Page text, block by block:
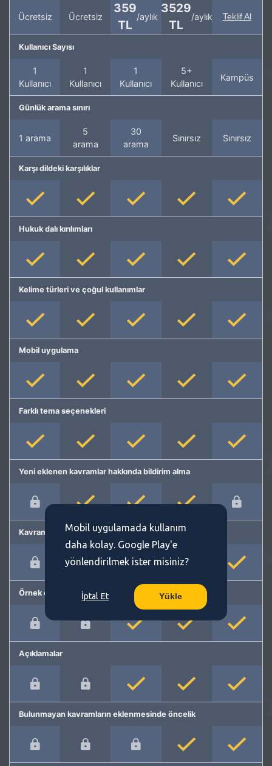
Ücretsiz Ücretsiz
359
TL
/aylık
3529
TL
/aylık Teklif Al
Kullanıcı Sayısı
1
Kullanıcı
1
Kullanıcı
1
Kullanıcı
5+
Kullanıcı
Kampüs
Günlük arama sınırı
1 arama
5
arama
30
arama
Sınırsız Sınırsız
Karşı dildeki karşılıklar
Hukuk dalı kırılımları
Kelime türleri ve çoğul kullanımlar
Mobil uygulama
Farklı tema seçenekleri
Yeni eklenen kavramlar hakkında bildirim alma
Kavram önerme
Örnek cümleler
Açıklamalar
Bulunmayan kavramların eklenmesinde öncelik
Mobil uygulamada kullanım
daha kolay. Google Play'e
yönlendirilmek ister misiniz?
İptal Et Yükle